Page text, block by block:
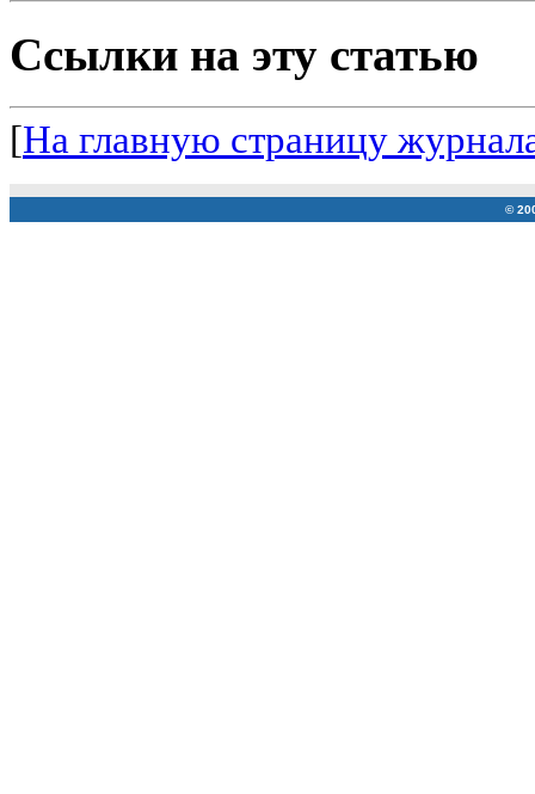
Ссылки на эту статью
[На главную страницу
©